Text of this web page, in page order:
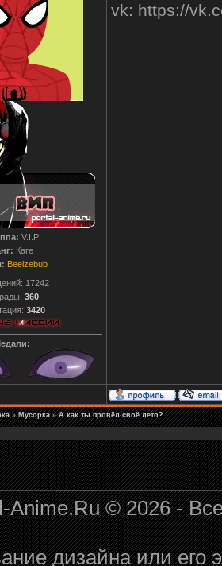
V.I.P
Каге
Beelzebub
17242
360
3420
vk: https://
» Мусорка » А как ты провёл своё лето?
Anime.Ru © 2026 -
дизайна или его